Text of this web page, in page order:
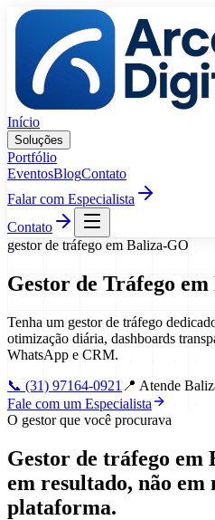
Pular para o conteúdo
Início
Soluções
Portfólio
EventosBlogContato
Falar com Especialista
Contato
gestor de tráfego em Baliza-GO
Gestor de Tráfego em
Tenha um gestor de tráfego
otimização diária, dashboards
WhatsApp e CRM.
📞 (31) 97164-0921 📍 Atende
Fale com um Especialista
O gestor que você procurava
Gestor de tráfego em
em resultado, não em
plataforma.